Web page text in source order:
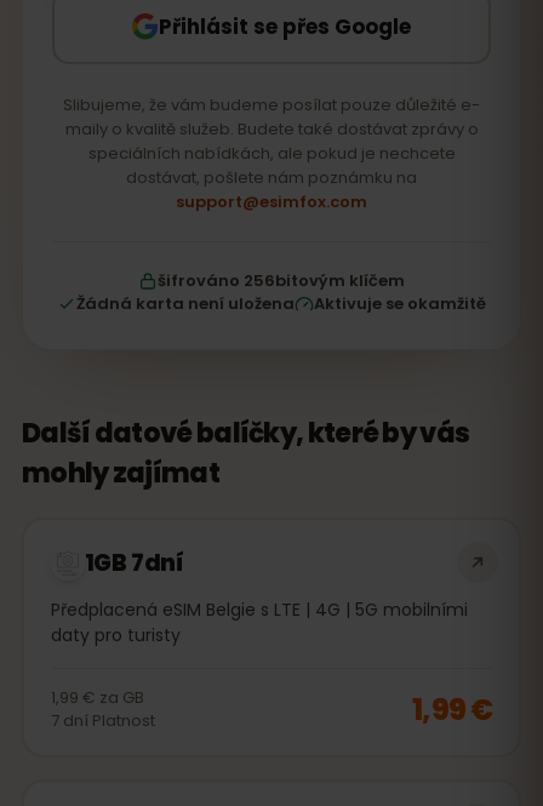
Přihlásit se přes Google
Slibujeme, že vám budeme posílat pouze důležité e-
maily o kvalitě služeb. Budete také dostávat zprávy o
speciálních nabídkách, ale pokud je nechcete
dostávat, pošlete nám poznámku na
support@esimfox.com
šifrováno 256bitovým klíčem
Žádná karta není uložena
Aktivuje se okamžitě
Další datové balíčky, které by vás
mohly zajímat
1GB 7dní
Předplacená eSIM Belgie s LTE | 4G | 5G mobilními
daty pro turisty
1,99 € za GB
7 dní Platnost 1,99 €